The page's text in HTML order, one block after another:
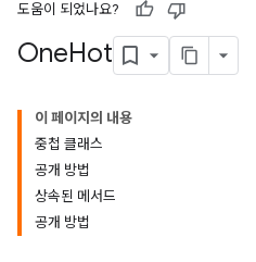
도움이 되었나요?
OneHot
이 페이지의 내용
중첩 클래스
공개 방법
상속된 메서드
공개 방법